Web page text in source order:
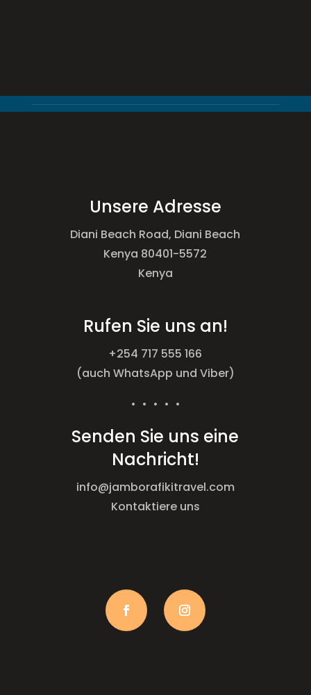
Unsere Adresse
Diani Beach Road, Diani Beach
Kenya 80401-5572
Kenya
Rufen Sie uns an!
+254 717 555 166
(auch WhatsApp und Viber)
• • • • •
Senden Sie uns eine
Nachricht!
info@jamborafikitravel.com
Kontaktiere uns